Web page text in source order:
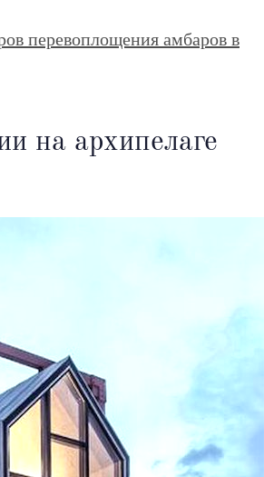
перевоплощения амбаров в
на архипелаге